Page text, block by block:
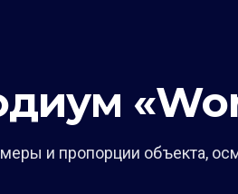
и пропорции объекта,